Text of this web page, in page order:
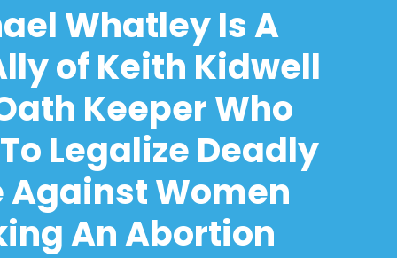
Whatley Is A
of Keith Kidwell
Keeper Who
Legalize Deadly
Against Women
An Abortion